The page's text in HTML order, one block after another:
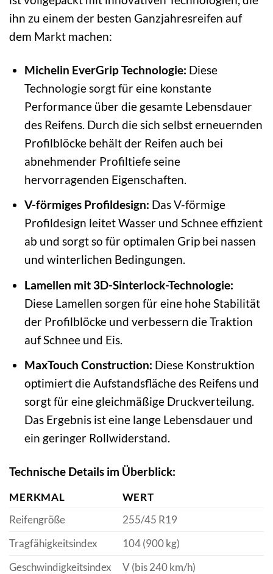
ihn zu einem der besten Ganzjahresreifen auf
dem Markt machen:
Michelin EverGrip Technologie: Diese
Technologie sorgt für eine konstante
Performance über die gesamte Lebensdauer
des Reifens. Durch die sich selbst erneuernden
Profilblöcke behält der Reifen auch bei
abnehmender Profiltiefe seine
hervorragenden Eigenschaften.
V-förmiges Profildesign: Das V-förmige
Profildesign leitet Wasser und Schnee effizient
ab und sorgt so für optimalen Grip bei nassen
und winterlichen Bedingungen.
Lamellen mit 3D-Sinterlock-Technologie:
Diese Lamellen sorgen für eine hohe Stabilität
der Profilblöcke und verbessern die Traktion
auf Schnee und Eis.
MaxTouch Construction: Diese Konstruktion
optimiert die Aufstandsfläche des Reifens und
sorgt für eine gleichmäßige Druckverteilung.
Das Ergebnis ist eine lange Lebensdauer und
ein geringer Rollwiderstand.
Technische Details im Überblick:
MERKMAL
WERT
Reifengröße
255/45 R19
Tragfähigkeitsindex
104 (900 kg)
Geschwindigkeitsindex
V (bis 240 km/h)